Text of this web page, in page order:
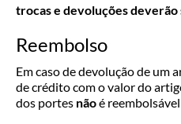
trocas e devoluções deverão
Reembolso
Em caso de devolução de um
de crédito com o valor do
dos portes nãoé